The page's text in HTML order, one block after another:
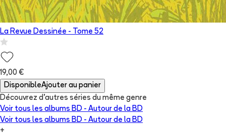
La Revue Dessinée - Tome 52
19,00 €
DisponibleAjouter au panier
Découvrez d'autres séries du même genre
Voir tous les albums BD - Autour de la BD
Voir tous les albums BD - Autour de la BD
+